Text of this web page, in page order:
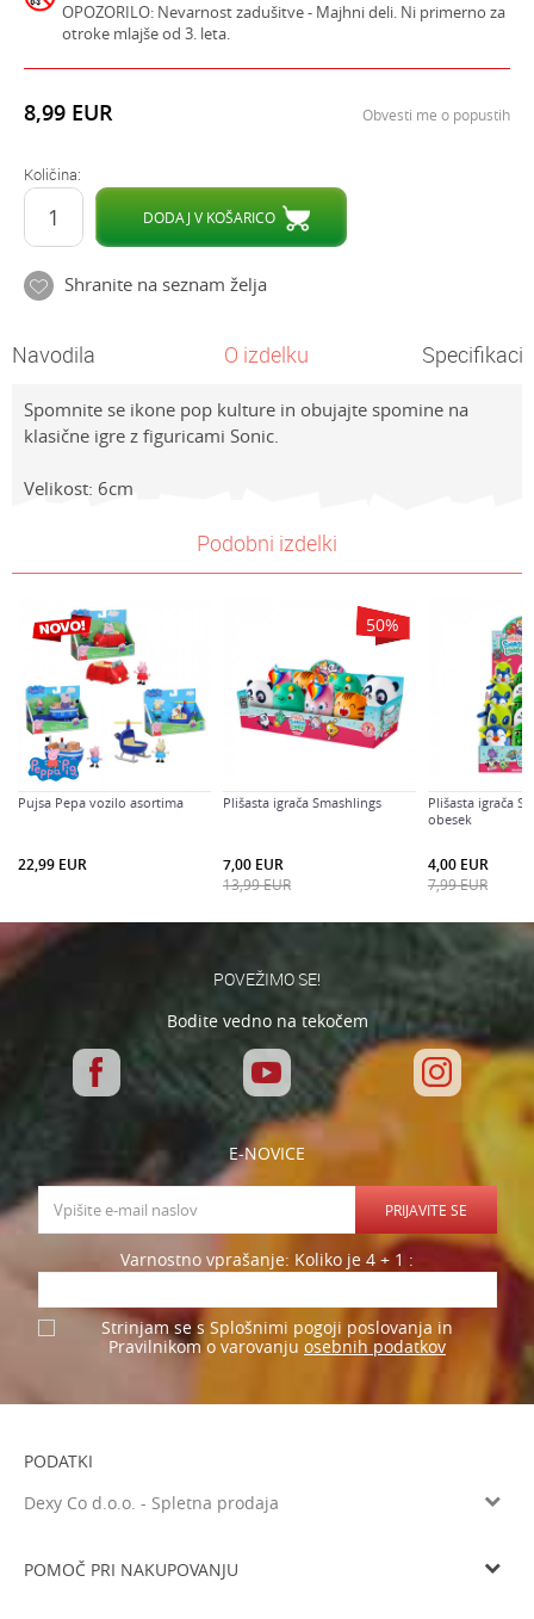
OPOZORILO: Nevarnost zadušitve - Majhni deli. Ni primerno za
otroke mlajše od 3. leta.
8,99 EUR Obvesti me o popustih
Količina:
DODAJ V KOŠARICO
Shranite na seznam želja
Navodila O izdelku
Spomnite se ikone pop kulture in obujajte spomine na
klasične igre z figuricami Sonic.
Velikost: 6cm
KOMPLETI S FIGURAMI
BRAND
Spol
Univerzalno
Starost
4-6 let
Sporočilo
Prenesi navodila za uporabo
Podobni izdelki
Pujsa Pepa vozilo asortima
22,99 EUR
50%
Plišasta igrača Smashlings
7,00 EUR
13,99EUR
Plišasta igrača
obesek
4,00 EUR
7,99EUR
POVEŽIMO SE!
Bodite vedno na tekočem
E-NOVICE
PRIJAVITE SE
Varnostno vprašanje: Koliko je 4 + 1 :
Strinjam se s Splošnimi pogoji poslovanja in
Pravilnikom o varovanju osebnih podatkov
PODATKI
Dexy Co d.o.o. - Spletna prodaja
Tel: 05 933 75 21
POMOČ PRI NAKUPOVANJU